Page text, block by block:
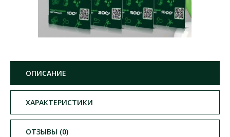
ОПИСАНИЕ
ХАРАКТЕРИСТИКИ
ОТЗЫВЫ (0)